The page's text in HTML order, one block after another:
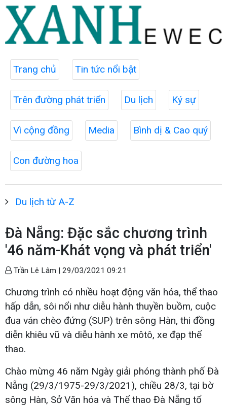
Trang chủ Tin tức nổi bật
Trên đường phát triển Du lịch Ký sự
Vì cộng đồng Media Bình dị & Cao quý
Con đường hoa
Du lịch từ A-Z
Đà Nẵng: Đặc sắc chương trình
'46 năm-Khát vọng và phát triển'
Trần Lê Lâm | 29/03/2021 09:21
Chương trình có nhiều hoạt động văn hóa, thể thao
hấp dẫn, sôi nổi như diễu hành thuyền buồm, cuộc
đua ván chèo đứng (SUP) trên sông Hàn, thi đồng
diễn khiêu vũ và diễu hành xe môtô, xe đạp thể
thao.
Chào mừng 46 năm Ngày giải phóng thành phố Đà
Nẵng (29/3/1975-29/3/2021), chiều 28/3, tại bờ
sông Hàn, Sở Văn hóa và Thể thao Đà Nẵng tổ